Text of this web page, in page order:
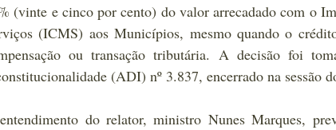
(vinte e cinco por cento) do valor arrecadado com o
(ICMS) aos Municípios, mesmo quando o
ou transação tributária. A decisão foi
(ADI) nº 3.837, encerrado na sessão
do relator, ministro Nunes Marques,